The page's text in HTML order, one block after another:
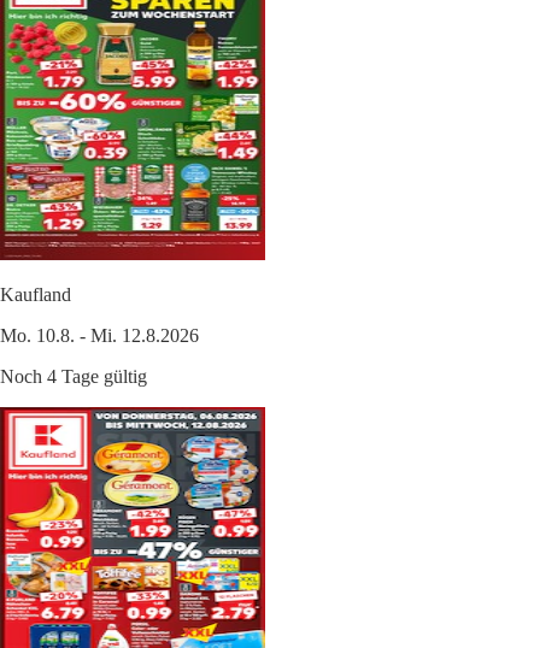
Kaufland
Mo. 10.8. - Mi. 12.8.2026
Noch 4 Tage gültig